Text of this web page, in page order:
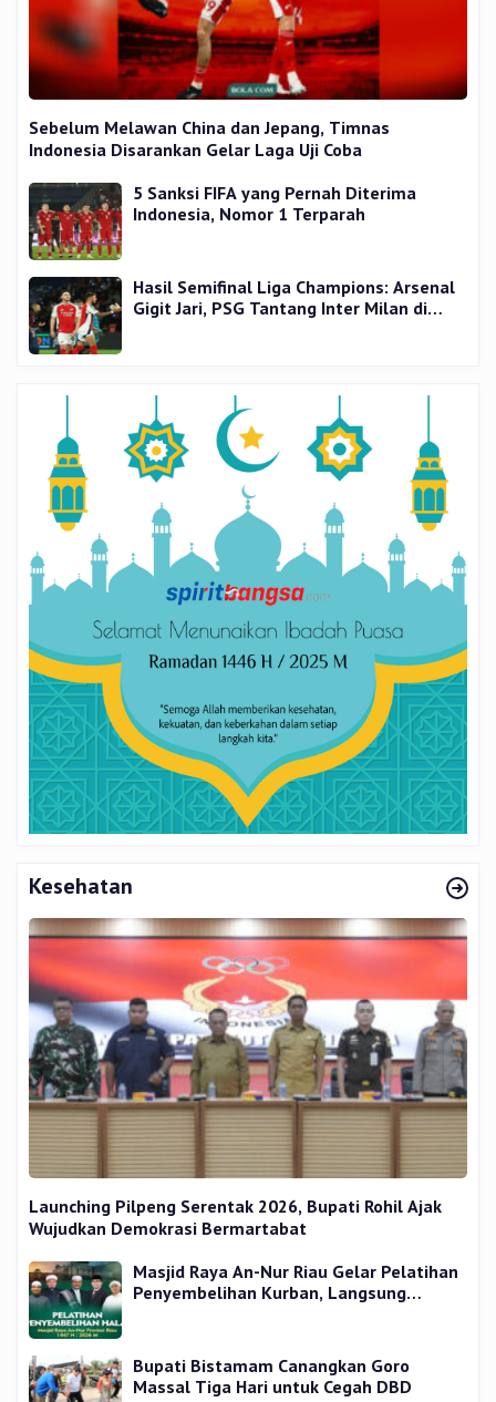
Sebelum Melawan China dan Jepang, Timnas
Indonesia Disarankan Gelar Laga Uji Coba
5 Sanksi FIFA yang Pernah Diterima
Indonesia, Nomor 1 Terparah
Hasil Semifinal Liga Champions: Arsenal
Gigit Jari, PSG Tantang Inter Milan di
Kesehatan
Launching Pilpeng Serentak 2026, Bupati Rohil Ajak
Wujudkan Demokrasi Bermartabat
Masjid Raya An-Nur Riau Gelar Pelatihan
Penyembelihan Kurban, Langsung
Bupati Bistamam Canangkan Goro
Massal Tiga Hari untuk Cegah DBD